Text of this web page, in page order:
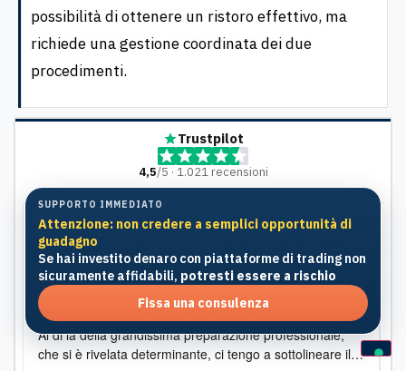
possibilità di ottenere un ristoro effettivo, ma
richiede una gestione coordinata dei due
procedimenti.
Trustpilot
4,5/5 · 1.021 recensioni
Maria Ciampi
Professionalità, disponibilità e gentilezza
Mi sono rivolta a ricorsi.net per un ricorso contro una
multa dall'importo decisamente elevato e il risultato è
stato eccellente, con il totale annullamento del verbale.
Al di là della grandissima preparazione professionale,
che si è rivelata determinante, ci tengo a sottolineare il
SUPPORTO IMMEDIATO
Attenzione: non credere a semplici opportunità di
guadagno
Se hai investito denaro con piattaforme di trading non
sicuramente affidabili, potresti essere a rischio
Fissa una consulenza